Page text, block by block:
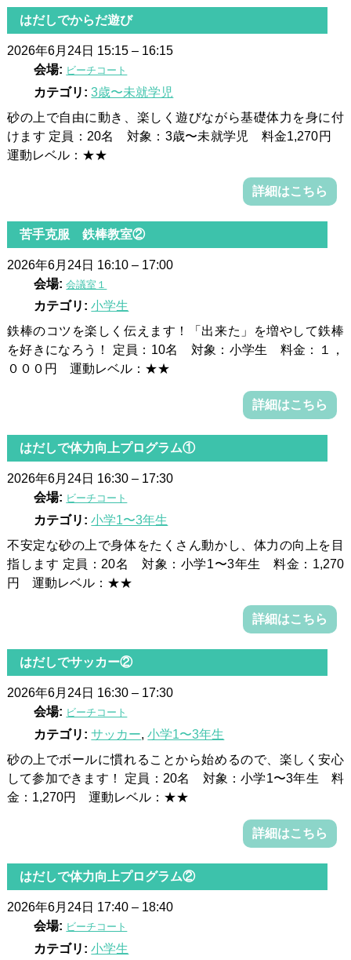
はだしでからだ遊び
2026年6月24日 15:15– 16:15
会場: ビーチコート
カテゴリ: 3歳〜未就学児
砂の上で自由に動き、楽しく遊びながら基礎体力を身に付
けます 定員：20名 対象：3歳〜未就学児 料金1,270円
運動レベル：★★
詳細はこちら
苦手克服 鉄棒教室②
2026年6月24日 16:10– 17:00
会場: 会議室１
カテゴリ: 小学生
鉄棒のコツを楽しく伝えます！「出来た」を増やして鉄棒
を好きになろう！ 定員：10名 対象：小学生 料金：１，
０００円 運動レベル：★★
詳細はこちら
はだしで体力向上プログラム①
2026年6月24日 16:30– 17:30
会場: ビーチコート
カテゴリ: 小学1〜3年生
不安定な砂の上で身体をたくさん動かし、体力の向上を目
指します 定員：20名 対象：小学1〜3年生 料金：1,270
円 運動レベル：★★
詳細はこちら
はだしでサッカー②
2026年6月24日 16:30– 17:30
会場: ビーチコート
カテゴリ: サッカー,小学1〜3年生
砂の上でボールに慣れることから始めるので、楽しく安心
して参加できます！ 定員：20名 対象：小学1〜3年生 料
金：1,270円 運動レベル：★★
詳細はこちら
はだしで体力向上プログラム②
2026年6月24日 17:40– 18:40
会場: ビーチコート
カテゴリ: 小学生